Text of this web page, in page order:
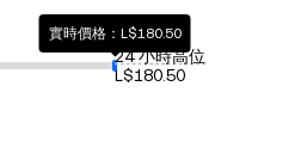
實時價格：L$180.50
24 小時高位
L$180.50